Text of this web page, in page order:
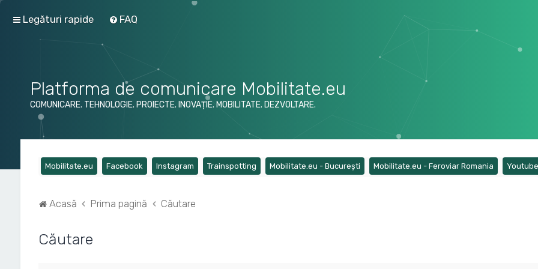
Legături rapide FAQ
Platforma de comunicare Mobilitate.eu
COMUNICARE. TEHNOLOGIE. PROIECTE. INOVAȚIE. MOBILITATE. DEZVOLTARE.
Mobilitate.eu(Opens a new tab)
Facebook(Opens a new tab)
Instagram(Opens a new tab)
Trainspotting(Opens a new tab)
Mobilitate.eu - București(Opens a new tab)
Mobilitate.eu - Feroviar Romania(Opens a
Youtube
Acasă Prima pagină Căutare
Căutare